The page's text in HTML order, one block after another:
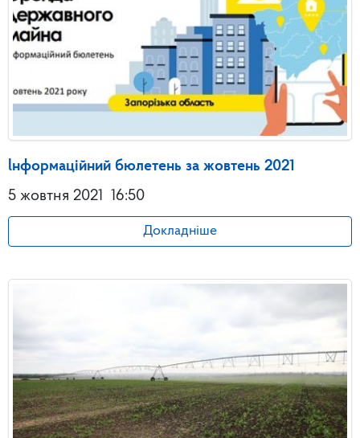
lнформацiйний бюлетень за жовтень 2021
5 жовтня 2021
16:50
Докладніше